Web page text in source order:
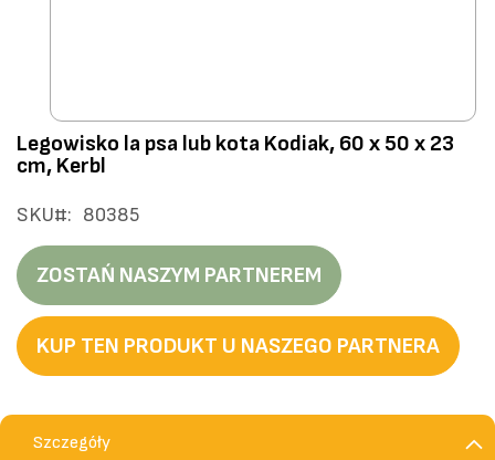
Przejdź
na
początek
galerii
Legowisko la psa lub kota Kodiak, 60 x 50 x 23
cm, Kerbl
SKU 80385
ZOSTAŃ NASZYM PARTNEREM
KUP TEN PRODUKT U NASZEGO PARTNERA
Szczegóły